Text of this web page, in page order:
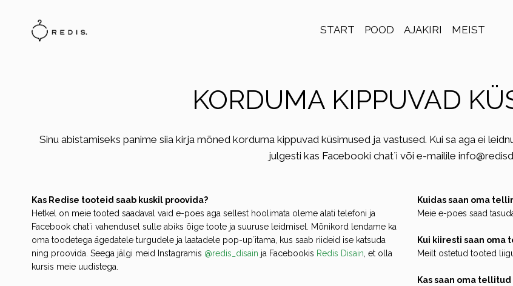
START POOD AJAKIRI MEIST
KORDUMA KIPPUVAD
Sinu abistamiseks panime siia kirja mõned korduma kippuvad küsimused ja vastused. Kui sa aga ei
julgesti kas Facebooki chat´i või e-mailile
Kas Redise tooteid saab kuskil proovida?
Hetkel on meie tooted saadaval vaid e-poes aga sellest hoolimata oleme alati telefoni ja
Facebook chat´i vahendusel sulle abiks õige toote ja suuruse leidmisel.
Mõnikord lendame ka
oma toodetega ägedatele turgudele ja laatadele pop-up´itama, kus saab riideid ise katsuda
ning proovida. Seega jälgi meid Instagramis @redis_disain ja Facebookis Redis Disain , et olla
kursis meie uudistega.
Kuidas saan oma
Meie e-poes saad
Kui kiiresti saan
Meilt ostetud tooted
Kas saan oma